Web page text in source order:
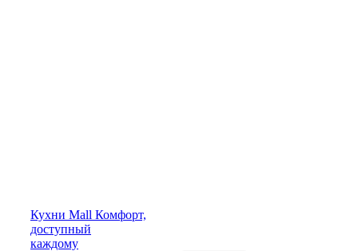
Кухни Mall Комфорт,
доступный
каждому